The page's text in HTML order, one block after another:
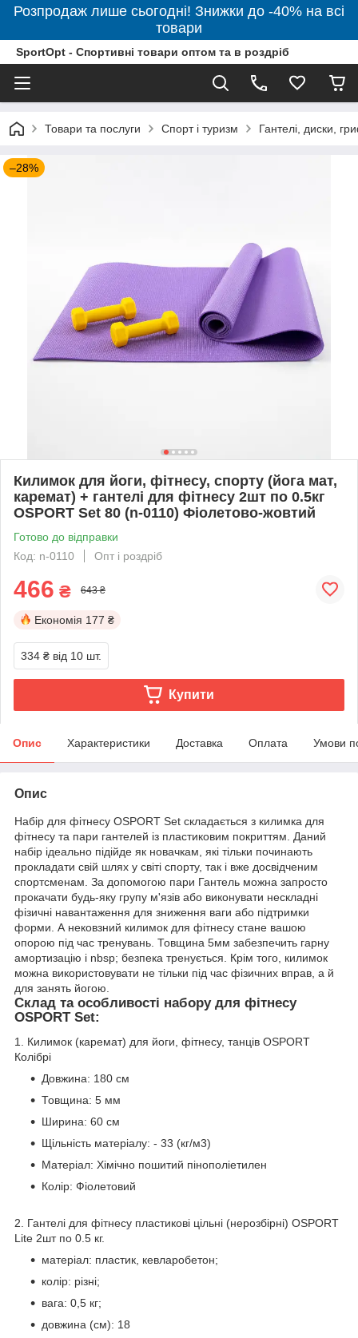
Розпродаж лише сьогодні! Знижки до -40% на всі
товари
SportOpt - Спортивні товари оптом та в роздріб
Товари та послуги Спорт і туризм Гантелі, диски,
–28%
Килимок для йоги, фітнесу, спорту (йога мат,
каремат) + гантелі для фітнесу 2шт по 0.5кг
OSPORT Set 80 (n-0110) Фіолетово-жовтий
Готово до відправки
Код: n-0110
Опт і роздріб
466 ₴ 643 ₴
Економія 177 ₴
334 ₴ від 10 шт.
Купити
Опис Характеристики Доставка Оплата Умови
Опис
Набір для фітнесу OSPORT Set складається з килимка для
фітнесу та пари гантелей із пластиковим покриттям. Даний
набір ідеально підійде як новачкам, які тільки починають
прокладати свій шлях у світі спорту, так і вже досвідченим
спортсменам. За допомогою пари Гантель можна запросто
прокачати будь-яку групу м'язів або виконувати нескладні
фізичні навантаження для зниження ваги або підтримки
форми. А нековзний килимок для фітнесу стане вашою
опорою під час тренувань. Товщина 5мм забезпечить гарну
амортизацію і nbsp; безпека тренується. Крім того, килимок
можна використовувати не тільки під час фізичних вправ, а й
для занять йогою.
Склад та особливості набору для фітнесу
OSPORT Set:
1. Килимок (каремат) для йоги, фітнесу, танців OSPORT
Колібрі
Довжина: 180 см
Товщина: 5 мм
Ширина: 60 см
Щільність матеріалу: - 33 (кг/м3)
Матеріал: Хімічно пошитий пінополіетилен
Колір: Фіолетовий
2. Гантелі для фітнесу пластикові цільні (нерозбірні) OSPORT
Lite 2шт по 0.5 кг.
матеріал: пластик, кевларобетон;
колір: різні;
вага: 0,5 кг;
довжина (см): 18